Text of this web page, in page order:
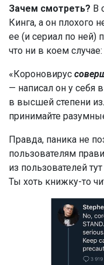
Зачем смотреть? В
Кинга, а он плохого
ее (и сериал по ней)
что ни в коем случае:
«Короновирус
— написал он у себя в
в высшей степени
принимайте
Правда, паника не
пользователям
из пользователей
Ты хоть книжку-то